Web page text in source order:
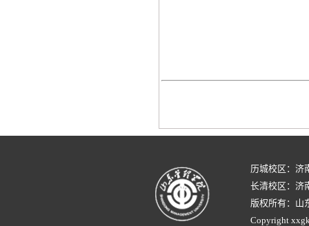
历城校区：
长清校区：
版权所有：山
Copyright